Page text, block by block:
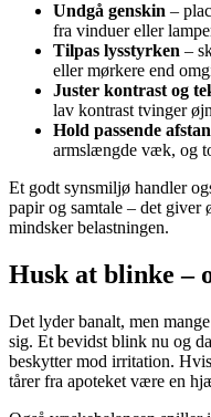
Undgå genskin –
fra vinduer eller
Tilpas lysstyrken –
eller mørkere end
Juster kontrast og
lav kontrast tvinger
Hold passende
armslængde væk, og
Et godt synsmiljø handler
papir og samtale – det
mindsker belastningen.
Husk at blinke –
Det lyder banalt, men
sig. Et bevidst blink nu og
beskytter mod irritation.
tårer fra apoteket være en